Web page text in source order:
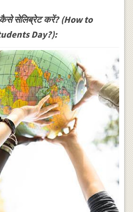
कैसे सेलिब्रेट करें? (How to
Day?):